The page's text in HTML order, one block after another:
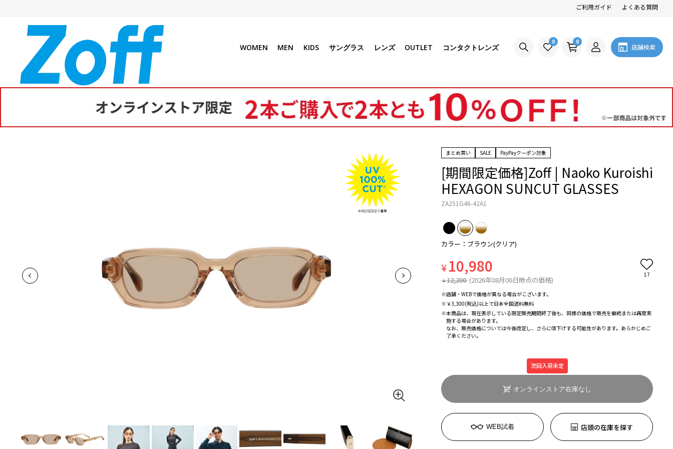
ご利用ガイド よくある質問
WOMEN MEN KIDS サングラス レンズ OUTLET コンタクトレンズ
0 0
店舗検索
まとめ買い SALE PayPayクーポン対象
[期間限定価格]Zoff | Naoko Kuroishi
HEXAGON SUNCUT GLASSES
ZA251G46-42A1
カラー：ブラウン(クリア)
¥10,980
¥ 12,200 (2026年08月06日時点の価格)
17
※店舗・WEBで価格が異なる場合がこざいます。
※￥3,300(税込)以上で日本全国送料無料
※本商品は、現在表示している限定販売期間終了後も、同様の価格で販売を継続または再度実
施する場合があります。
なお、販売価格については今後改定し、さらに値下げする可能性があります。あらかじめご
了承ください。
次回入荷未定
オンラインストア在庫なし
WEB試着 店頭の在庫を探す